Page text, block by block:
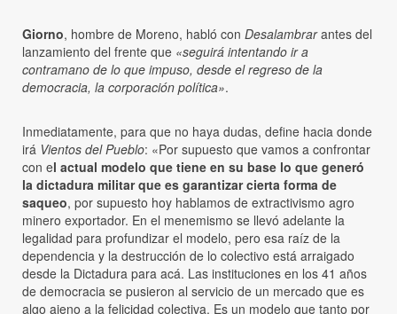
Giorno, hombre de Moreno, habló con Desalambrarantes del
lanzamiento del frente que «seguirá intentando ir a
contramano de lo que impuso, desde el regreso de la
democracia, la corporación política».
Inmediatamente, para que no haya dudas, define hacia donde
irá Vientos del Pueblo: «Por supuesto que vamos a confrontar
con el actual modelo que tiene en su base lo que generó
la dictadura militar que es garantizar cierta forma de
saqueo, por supuesto hoy hablamos de extractivismo agro
minero exportador. En el menemismo se llevó adelante la
legalidad para profundizar el modelo, pero esa raíz de la
dependencia y la destrucción de lo colectivo está arraigado
desde la Dictadura para acá. Las instituciones en los 41 años
de democracia se pusieron al servicio de un mercado que es
algo ajeno a la felicidad colectiva. Es un modelo que tanto por